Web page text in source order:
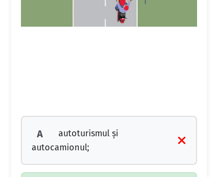
A
autoturismul şi
autocamionul;